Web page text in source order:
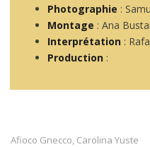
Photographie :
Montage : Ana
Interprétation:
Production:
Afioco Gnecco, Carolina Yuste